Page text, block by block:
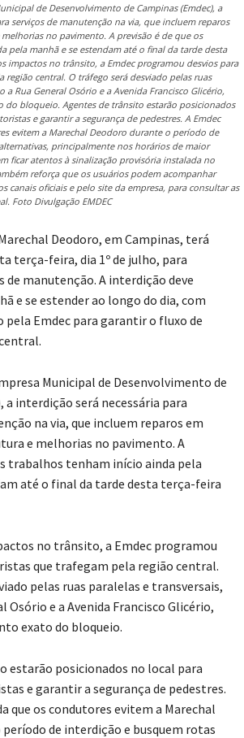
de Desenvolvimento de Campinas (Emdec), a
serviços de manutenção na via, que incluem reparos
no pavimento. A previsão é de que os
pela manhã e se estendam até o final da tarde desta
impactos no trânsito, a Emdec programou desvios para
região central. O tráfego será desviado pelas ruas
a Rua General Osório e a Avenida Francisco Glicério,
bloqueio. Agentes de trânsito estarão posicionados
e garantir a segurança de pedestres. A Emdec
evitem a Marechal Deodoro durante o período de
principalmente nos horários de maior
ficar atentos à sinalização provisória instalada no
reforça que os usuários podem acompanhar
canais oficiais e pelo site da empresa, para consultar as
Foto Divulgação EMDEC
Deodoro, em Campinas, terá
terça-feira, dia 1º de julho, para
de manutenção. A interdição deve
e se estender ao longo do dia, com
pela Emdec para garantir o fluxo de
Municipal de Desenvolvimento de
a interdição será necessária para
na via, que incluem reparos em
e melhorias no pavimento. A
trabalhos tenham início ainda pela
até o final da tarde desta terça-feira
no trânsito, a Emdec programou
que trafegam pela região central.
pelas ruas paralelas e transversais,
Osório e a Avenida Francisco Glicério,
exato do bloqueio.
estarão posicionados no local para
e garantir a segurança de pedestres.
que os condutores evitem a Marechal
de interdição e busquem rotas